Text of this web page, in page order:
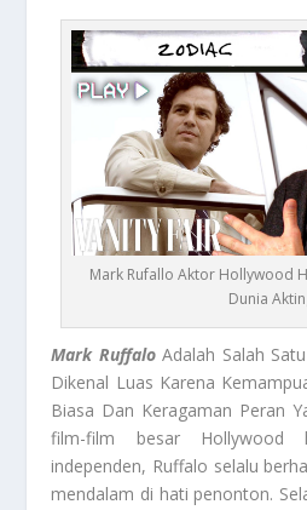
Mark Rufallo Aktor Hollywood
Dunia
Mark RuffaloAdalah Salah
Dikenal Luas Karena
Biasa Dan Keragaman Peran
film-film besar Hollywood
independen, Ruffalo selalu
mendalam di hati penonton.